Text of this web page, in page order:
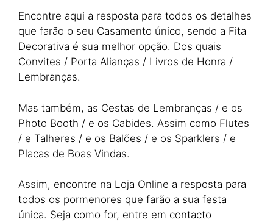
Encontre aqui a resposta para todos os detalhes
que farão o seu Casamento único, sendo a Fita
Decorativa é sua melhor opção. Dos quais
Convites / Porta Alianças / Livros de Honra /
Lembranças.
Mas também, as Cestas de Lembranças / e os
Photo Booth / e os Cabides. Assim como Flutes
/ e Talheres / e os Balões / e os Sparklers / e
Placas de Boas Vindas.
Assim, encontre na Loja Online a resposta para
todos os pormenores que farão a sua festa
única. Seja como for, entre em contacto